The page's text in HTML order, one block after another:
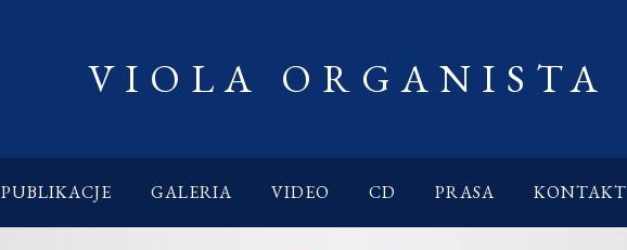
VIOLA ORGANISTA
PUBLIKACJE GALERIA VIDEO CD PRASA KONTAKT